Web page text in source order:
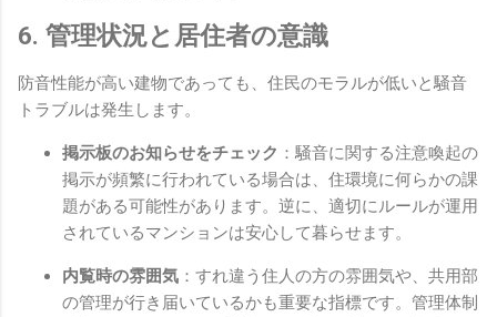
6. 管理状況と居住者の意識
防音性能が高い建物であっても、住民のモラルが低いと騒音
トラブルは発生します。
掲示板のお知らせをチェック ：騒音に関する注意喚起の
掲示が頻繁に行われている場合は、住環境に何らかの課
題がある可能性があります。逆に、適切にルールが運用
されているマンションは安心して暮らせます。
内覧時の雰囲気 ：すれ違う住人の方の雰囲気や、共用部
の管理が行き届いているかも重要な指標です。管理体制